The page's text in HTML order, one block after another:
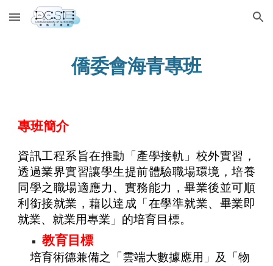
Skip to main content Skip to navigation
僑委會海青專班
專班簡介
資訊工程系旨在推動「產學接軌」校外實習，
透過業界實習讓學生提前體驗職場環境，培養
同學之職場適應力、實務能力，畢業後並可順
利銜接就業，藉以達成「在學準就業、畢業即
就業、就業用專業」的培育目標。
教育目標
培育術德兼備之「雲端大數據應用」及「物